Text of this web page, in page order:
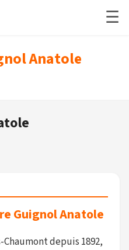
☰
Anatole
Guignol Anatole
depuis 1892,